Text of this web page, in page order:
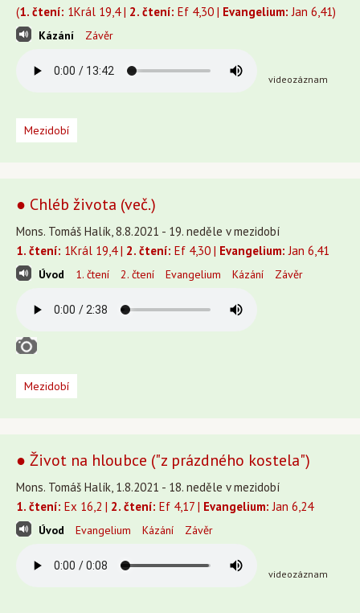
(1. čtení: 1Král 19,4 | 2. čtení: Ef 4,30 | Evangelium: Jan 6,41)
Kázání Závěr
videozáznam
Mezidobí
● Chléb života (več.)
Mons. Tomáš Halík, 8.8.2021 - 19. neděle v mezidobí
1. čtení: 1Král 19,4 | 2. čtení: Ef 4,30 | Evangelium: Jan 6,41
Úvod 1. čtení 2. čtení Evangelium Kázání Závěr
Mezidobí
● Život na hloubce ("z prázdného kostela")
Mons. Tomáš Halík, 1.8.2021 - 18. neděle v mezidobí
1. čtení: Ex 16,2 | 2. čtení: Ef 4,17 | Evangelium: Jan 6,24
Úvod Evangelium Kázání Závěr
videozáznam